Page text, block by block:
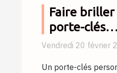
Faire
porte-clés
Vendredi 20 février
Un porte-clés